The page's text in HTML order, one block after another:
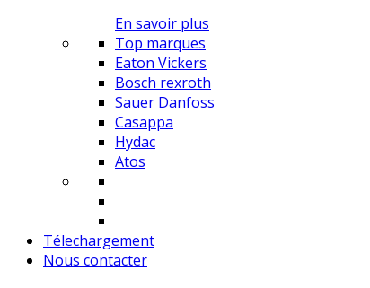
En savoir plus
Top marques
Eaton Vickers
Bosch rexroth
Sauer Danfoss
Casappa
Hydac
Atos
Télechargement
Nous contacter